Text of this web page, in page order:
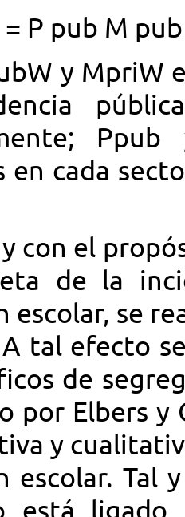
= P pub M pub
W y MpriW
Ppub
en cada
con el
de la
escolar, se
tal efecto
de
por Elbers y
y
escolar. Tal
está ligado